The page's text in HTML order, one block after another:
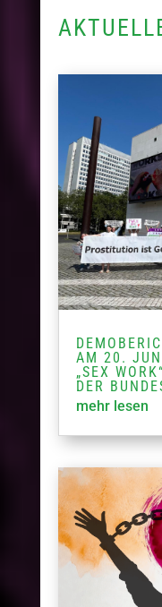
AM 20.
„SEX
DER
mehr lesen